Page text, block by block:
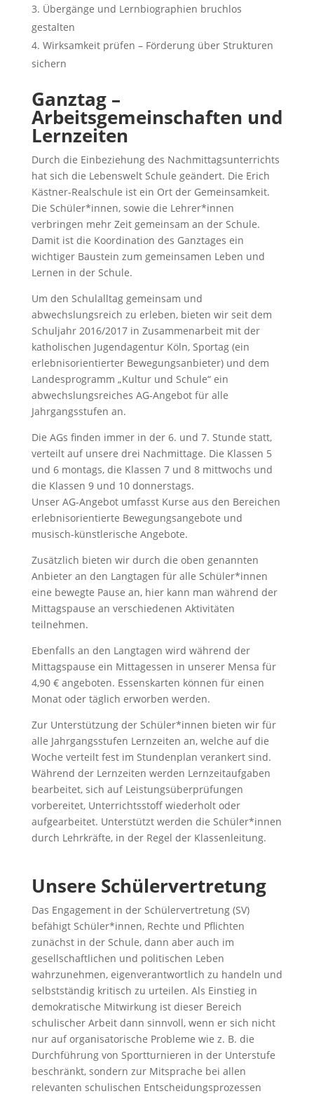
Übergänge und Lernbiographien bruchlos
gestalten
Wirksamkeit prüfen – Förderung über Strukturen
sichern
Ganztag –
Arbeitsgemeinschaften und
Lernzeiten
Durch die Einbeziehung des Nachmittagsunterrichts
hat sich die Lebenswelt Schule geändert. Die Erich
Kästner-Realschule ist ein Ort der Gemeinsamkeit.
Die Schüler*innen, sowie die Lehrer*innen
verbringen mehr Zeit gemeinsam an der Schule.
Damit ist die Koordination des Ganztages ein
wichtiger Baustein zum gemeinsamen Leben und
Lernen in der Schule.
Um den Schulalltag gemeinsam und
abwechslungsreich zu erleben, bieten wir seit dem
Schuljahr 2016/2017 in Zusammenarbeit mit der
katholischen Jugendagentur Köln, Sportag (ein
erlebnisorientierter Bewegungsanbieter) und dem
Landesprogramm „Kultur und Schule“ ein
abwechslungsreiches AG-Angebot für alle
Jahrgangsstufen an.
Die AGs finden immer in der 6. und 7. Stunde statt,
verteilt auf unsere drei Nachmittage. Die Klassen 5
und 6 montags, die Klassen 7 und 8 mittwochs und
die Klassen 9 und 10 donnerstags.
Unser AG-Angebot umfasst Kurse aus den Bereichen
erlebnisorientierte Bewegungsangebote und
musisch-künstlerische Angebote.
Zusätzlich bieten wir durch die oben genannten
Anbieter an den Langtagen für alle Schüler*innen
eine bewegte Pause an, hier kann man während der
Mittagspause an verschiedenen Aktivitäten
teilnehmen.
Ebenfalls an den Langtagen wird während der
Mittagspause ein Mittagessen in unserer Mensa für
4,90 € angeboten. Essenskarten können für einen
Monat oder täglich erworben werden.
Zur Unterstützung der Schüler*innen bieten wir für
alle Jahrgangsstufen Lernzeiten an, welche auf die
Woche verteilt fest im Stundenplan verankert sind.
Während der Lernzeiten werden Lernzeitaufgaben
bearbeitet, sich auf Leistungsüberprüfungen
vorbereitet, Unterrichtsstoff wiederholt oder
aufgearbeitet. Unterstützt werden die Schüler*innen
durch Lehrkräfte, in der Regel der Klassenleitung.
Unsere Schülervertretung
Das Engagement in der Schülervertretung (SV)
befähigt Schüler*innen, Rechte und Pflichten
zunächst in der Schule, dann aber auch im
gesellschaftlichen und politischen Leben
wahrzunehmen, eigenverantwortlich zu handeln und
selbstständig kritisch zu urteilen. Als Einstieg in
demokratische Mitwirkung ist dieser Bereich
schulischer Arbeit dann sinnvoll, wenn er sich nicht
nur auf organisatorische Probleme wie z. B. die
Durchführung von Sportturnieren in der Unterstufe
beschränkt, sondern zur Mitsprache bei allen
relevanten schulischen Entscheidungsprozessen